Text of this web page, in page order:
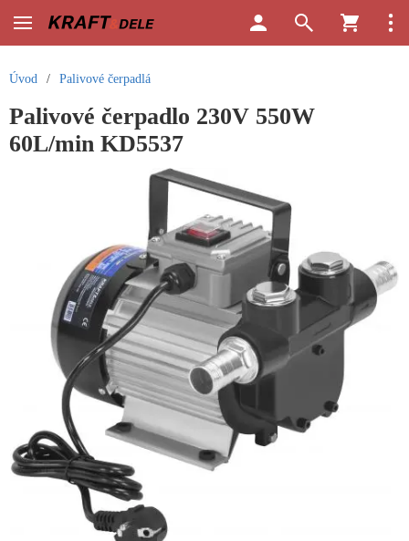
Úvod / Palivové čerpadlá
Palivové čerpadlo 230V 550W
60L/min KD5537